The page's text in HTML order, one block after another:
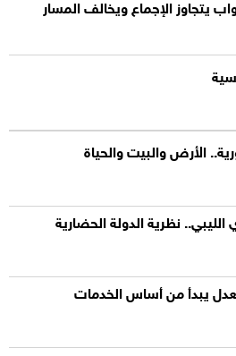
يتجاوز الإجماع ويخالف المسار
الأرض والبيت والحياة
نظرية الدولة الحضارية
يبدأ من أساس الخدمات